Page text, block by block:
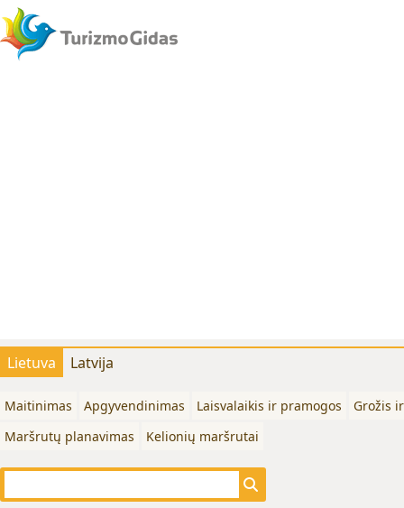
Lietuva Latvija
Maitinimas Apgyvendinimas Laisvalaikis ir pramogos
Grožis
Maršrutų planavimas
Kelionių maršrutai